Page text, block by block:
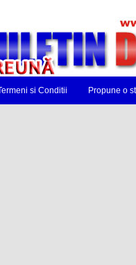
si Conditii Propune o